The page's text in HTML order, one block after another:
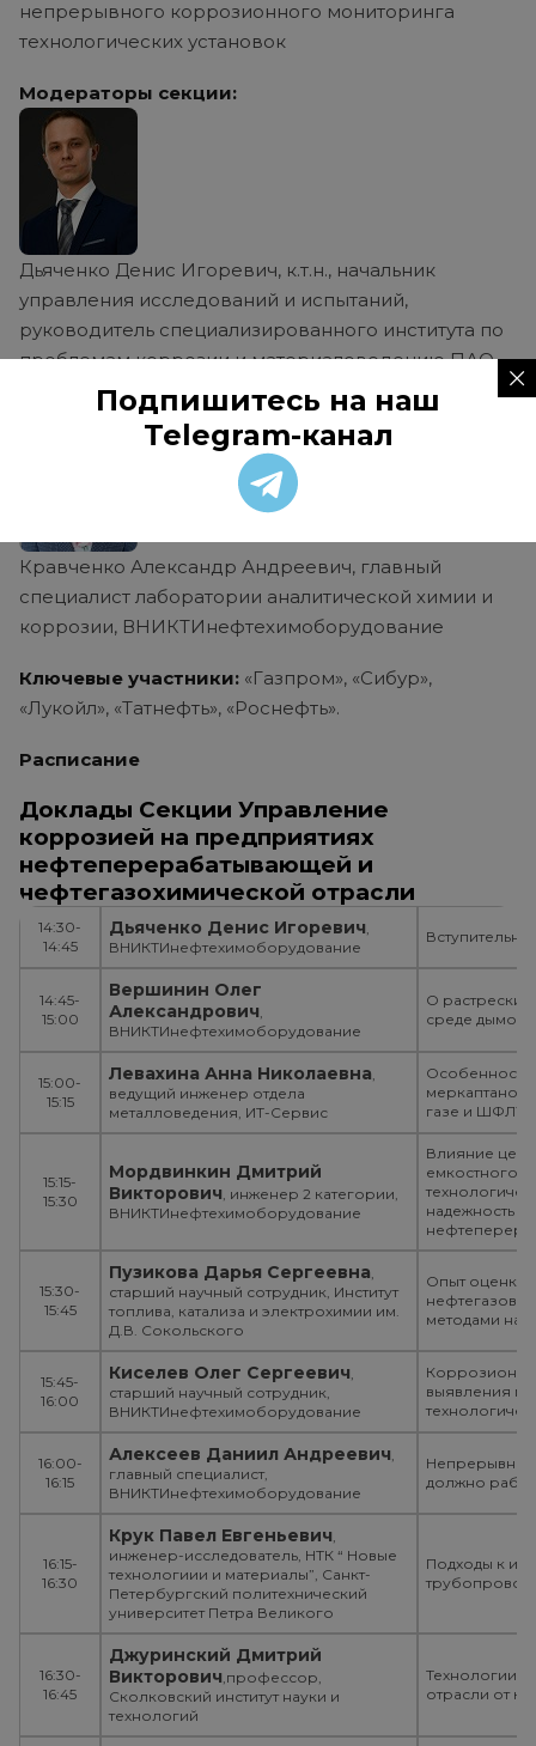
непрерывного коррозионного мониторинга
технологических установок
Модераторы секции:
Дьяченко Денис Игоревич, к.т.н., начальник
управления исследований и испытаний,
руководитель специализированного института по
проблемам коррозии и материаловедению ПАО
«НК «Роснефть»
Кравченко Александр Андреевич, главный
специалист лаборатории аналитической химии и
коррозии, ВНИКТИнефтехимоборудование
Ключевые участники: «Газпром», «Сибур»,
«Лукойл», «Татнефть», «Роснефть».
Расписание
Доклады Секции Управление
коррозией на предприятиях
нефтеперерабатывающей и
нефтегазохимической отрасли
14:30-
14:45
Дьяченко Денис Игоревич,
ВНИКТИнефтехимоборудование
14:45-
15:00
Вершинин Олег
Александрович,
ВНИКТИнефтехимоборудование
О
среде
15:00-
15:15
Левахина Анна Николаевна,
ведущий инженер отдела
металловедения, ИТ-Сервис
Особенности
газе и ШФЛУ,
15:15-
15:30
Мордвинкин Дмитрий
Викторович, инженер 2 категории,
ВНИКТИнефтехимоборудование
Влияние
емкостного
надежность
15:30-
15:45
Пузикова Дарья Сергеевна,
старший научный сотрудник, Институт
топлива, катализа и электрохимии им.
Д.В. Сокольского
Опыт оценки
методами на
15:45-
16:00
Киселев Олег Сергеевич,
старший научный сотрудник,
ВНИКТИнефтехимоборудование
выявления
16:00-
16:15
Алексеев Даниил Андреевич,
главный специалист,
ВНИКТИнефтехимоборудование
должно
16:15-
16:30
Крук Павел Евгеньевич,
инженер-исследователь, НТК “ Новые
технологиии и материалы”, Санкт-
Петербургский политехнический
университет Петра Великого
Подходы к
16:30-
16:45
Джуринский Дмитрий
Викторович,профессор,
Сколковский институт науки и
технологий
Технологии
отрасли от
Подпишитесь на наш
Telegram-канал